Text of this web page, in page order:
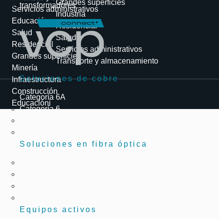
Grandes superficies
Industria
Residencial
Salud
Servicios administrativos
Transporte y almacenamiento
Servicios administrativos
Educación
Salud
Residencial
Grandes superficies
Minería
Infraestructura
Construcción
Educacióni
transformadores
Soluciones de cobre
Categoría 6A
Categoría 6
Soluciones en fibra óptica
Equipos activos